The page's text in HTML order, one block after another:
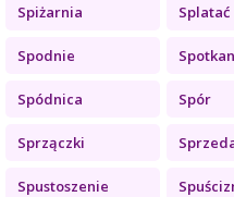
Spiżarnia Splatać
Spodnie
Spódnica Spór
Sprzączki
Spustoszenie